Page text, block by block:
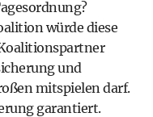
würde diese
und
mitspielen darf.
garantiert.